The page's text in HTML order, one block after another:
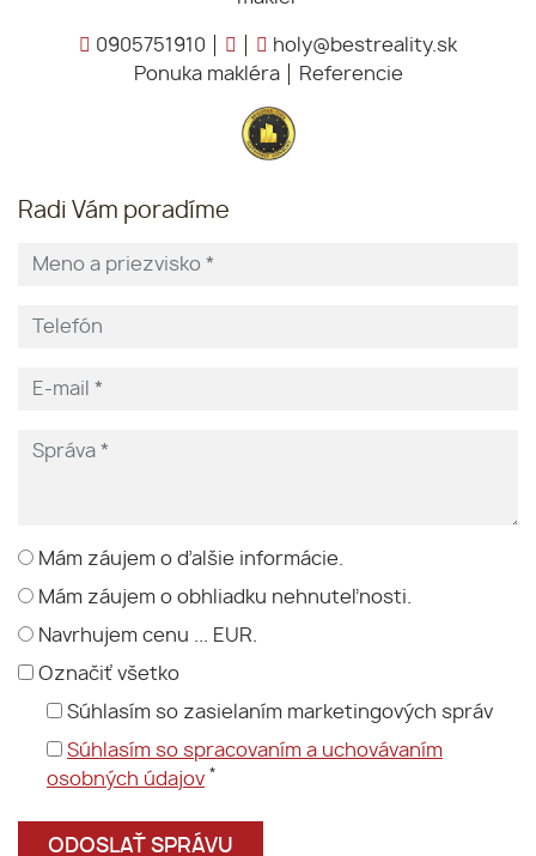
0905751910
holy@bestreality.sk
Ponuka makléra
Referencie
Radi Vám poradíme
Mám záujem o ďalšie informácie.
Mám záujem o obhliadku nehnuteľnosti.
Navrhujem cenu ... EUR.
Označiť všetko
Súhlasím so zasielaním marketingových správ
Súhlasím so spracovaním a uchovávaním
osobných údajov *